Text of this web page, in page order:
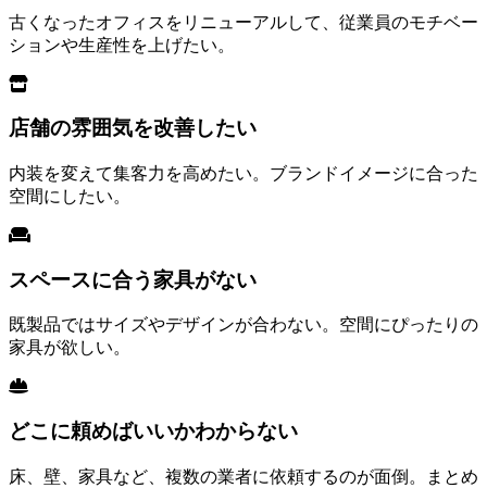
古くなったオフィスをリニューアルして、従業員のモチベー
ションや生産性を上げたい。
店舗の雰囲気を改善したい
内装を変えて集客力を高めたい。ブランドイメージに合った
空間にしたい。
スペースに合う家具がない
既製品ではサイズやデザインが合わない。空間にぴったりの
家具が欲しい。
どこに頼めばいいかわからない
床、壁、家具など、複数の業者に依頼するのが面倒。まとめ